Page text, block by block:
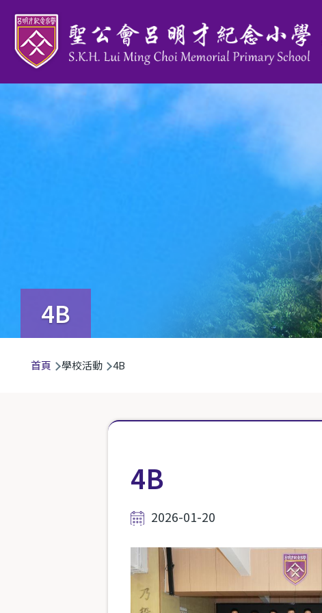
移至主內容
4B
航
首頁 學校活動 4B
4B
2026-01-20